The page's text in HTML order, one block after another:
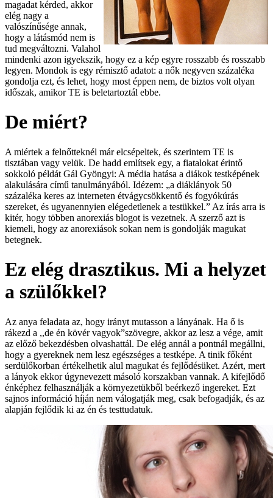
magadat kérded, akkor
elég nagy a
valószínűsége annak,
hogy a látásmód nem is
tud megváltozni. Valahol
mindenki azon igyekszik, hogy ez a kép egyre rosszabb és rosszabb
legyen. Mondok is egy rémisztő adatot: a nők negyven százaléka
gondolja ezt, és lehet, hogy most éppen nem, de biztos volt olyan
időszak, amikor TE is beletartoztál ebbe.
De miért?
A miértek a felnőtteknél már elcsépeltek, és szerintem TE is
tisztában vagy velük. De hadd említsek egy, a fiatalokat érintő
sokkoló példát Gál Gyöngyi: A média hatása a diákok testképének
alakulására című tanulmányából. Idézem: „a diáklányok 50
százaléka keres az interneten étvágycsökkentő és fogyókúrás
szereket, és ugyanennyien elégedetlenek a testükkel.” Az írás arra is
kitér, hogy többen anorexiás blogot is vezetnek. A szerző azt is
kiemeli, hogy az anorexiások sokan nem is gondolják magukat
betegnek.
Ez elég drasztikus. Mi a helyzet
a szülőkkel?
Az anya feladata az, hogy irányt mutasson a lányának. Ha ő is
rákezd a ,,de én kövér vagyok”szövegre, akkor az lesz a vége, amit
az előző bekezdésben olvashattál. De elég annál a pontnál megállni,
hogy a gyereknek nem lesz egészséges a testképe. A tinik főként
serdülőkorban értékelhetik alul magukat és fejlődésüket. Azért, mert
a lányok ekkor úgynevezett másoló korszakban vannak. A kifejlődő
énképhez felhasználják a környezetükből beérkező ingereket. Ezt
sajnos információ híján nem válogatják meg, csak befogadják, és az
alapján fejlődik ki az én és testtudatuk.